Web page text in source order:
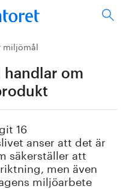
miljömål
om
16
anser att det är
säkerställer att
men även
miljöarbete